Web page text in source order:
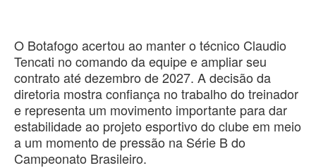
O Botafogo acertou ao manter o técnico Claudio
Tencati no comando da equipe e ampliar seu
contrato até dezembro de 2027. A decisão da
diretoria mostra confiança no trabalho do treinador
e representa um movimento importante para dar
estabilidade ao projeto esportivo do clube em meio
a um momento de pressão na Série B do
Campeonato Brasileiro.